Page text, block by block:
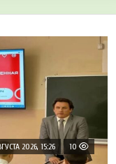
2026, 15:26 10